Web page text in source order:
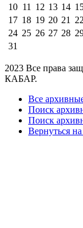
10 11 12 13 14
17 18 19 20 21 22
24 25 26 27 28
31
2023 Все права
КАБАР.
Все
Поиск
Поиск
Вернуться